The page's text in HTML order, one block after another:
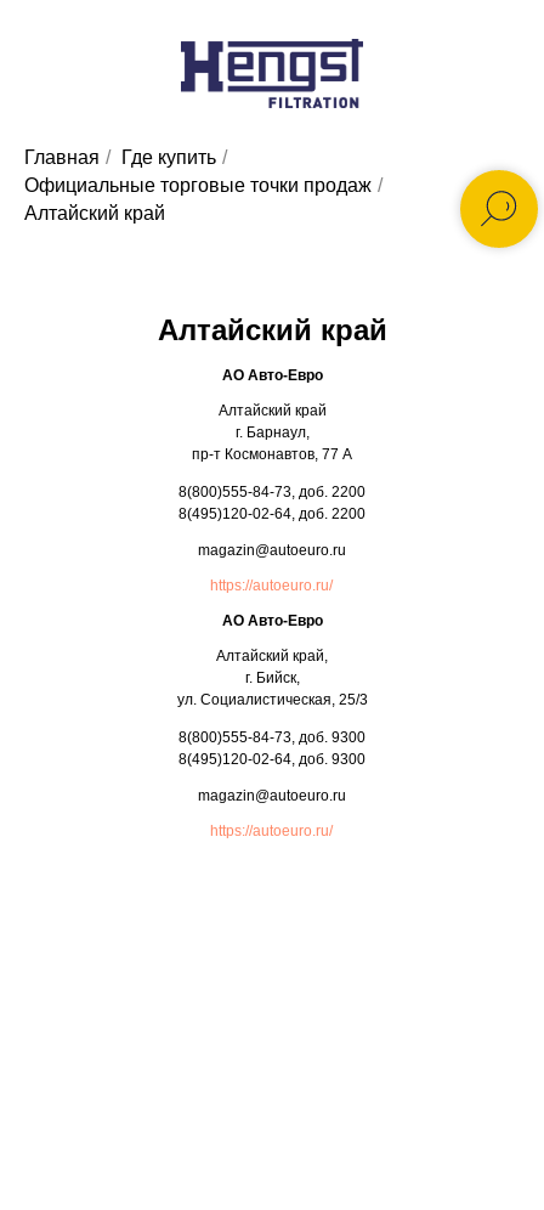
Главная / Где купить /
Официальные торговые точки продаж /
Алтайский край
Алтайский край
АО Авто-Евро
Алтайский край
г. Барнаул,
пр-т Космонавтов, 77 А
8(800)555-84-73, доб. 2200
8(495)120-02-64, доб. 2200
magazin@autoeuro.ru
https://autoeuro.ru/
АО Авто-Евро
Алтайский край,
г. Бийск,
ул. Социалистическая, 25/3
8(800)555-84-73, доб. 9300
8(495)120-02-64, доб. 9300
magazin@autoeuro.ru
https://autoeuro.ru/